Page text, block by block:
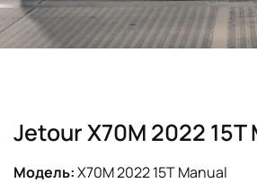
Jetour X70M 2022 15T
Модель:X70M 2022 15T Manual